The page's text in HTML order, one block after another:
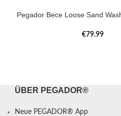
Pegador Bece Loose Sand
€79.99
ÜBER PEGADOR®
Neue PEGADOR® App